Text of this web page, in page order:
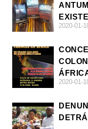
2020-01-
2020-01-